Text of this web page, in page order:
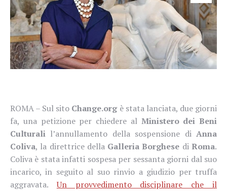
ROMA – Sul sito Change.org è stata lanciata, due giorni
fa, una petizione per chiedere al Ministero dei Beni
Culturali l’annullamento della sospensione di Anna
Coliva, la direttrice della Galleria Borghese diRoma.
Coliva è stata infatti sospesa per sessanta giorni dal suo
incarico, in seguito al suo rinvio a giudizio per truffa
aggravata.Un provvedimento disciplinare che il